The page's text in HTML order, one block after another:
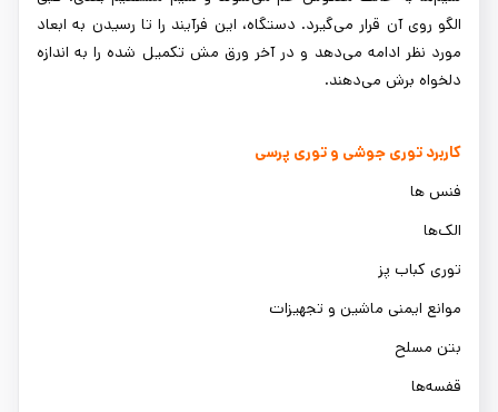
الگو روی آن قرار می‌گیرد. دستگاه، این فرآیند را تا رسیدن به ابعاد
مورد نظر ادامه می‌دهد و در آخر ورق مش تکمیل شده را به اندازه
دلخواه برش می‌دهند.
کاربرد توری جوشی و توری پرسی
فنس ها
الک‌ها
توری کباب پز
موانع ایمنی ماشین و تجهیزات
بتن مسلح
قفسه‌ها